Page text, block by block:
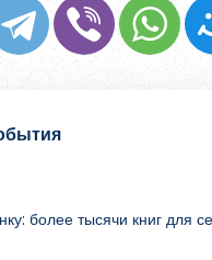
более тысячи книг для